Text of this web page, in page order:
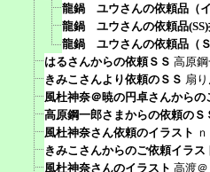
龍鍋 ユウさんの依頼品（イ
龍鍋 ユウさんの依頼品(SS)
龍鍋 ユウさんの依頼品（Ｓ
はるさんからの依頼ＳＳ 高原
きみこさんより依頼のＳＳ 扇
風杜神奈＠暁の円卓さんからの
高原鋼一郎さまからの依頼のＳ
風杜神奈さん依頼のイラスト
きみこさんからのご依頼イラス
風杜神奈さんのイラスト 高渡＠